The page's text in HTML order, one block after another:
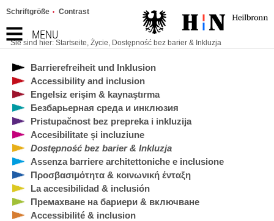
MENU
Schriftgröße Contrast
Sie sind hier: Startseite, Życie, Dostępność bez barier & Inkluzja
Barrierefreiheit und Inklusion
Accessibility and inclusion
Engelsiz erişim & kaynaştırma
Безбарьерная среда и инклюзия
Pristupačnost bez prepreka i inkluzija
Accesibilitate și incluziune
Dostępność bez barier & Inkluzja
Assenza barriere architettoniche e inclusione
Προσβασιμότητα & κοινωνική ένταξη
La accesibilidad & inclusión
Премахване на бариери & включване
Accessibilité & inclusion